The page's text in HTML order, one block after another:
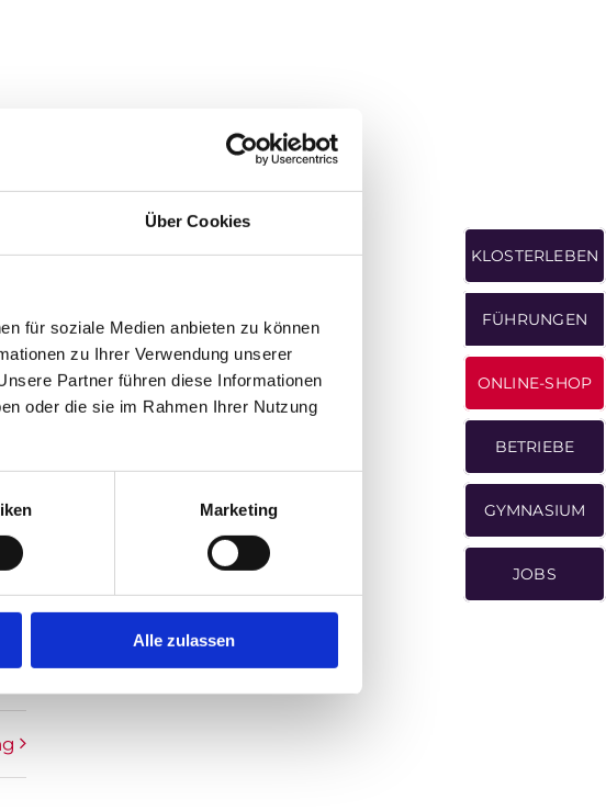
Über Cookies
für soziale Medien anbieten zu können
zu Ihrer Verwendung unserer
Partner führen diese Informationen
oder die sie im Rahmen Ihrer Nutzung
Marketing
Alle zulassen
KLOSTERLEBEN
FÜHRUNGEN
ONLINE-SHOP
BETRIEBE
GYMNASIUM
JOBS